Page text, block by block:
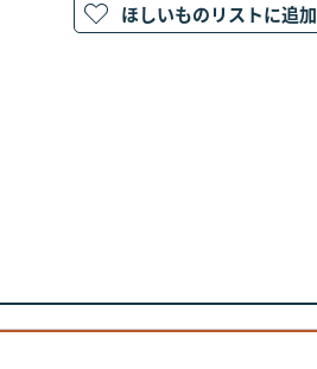
ほしいものリストに追加